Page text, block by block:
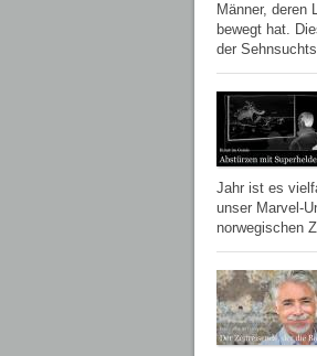
Männer, deren
bewegt hat.
der
Jahr ist es
unser Marvel-
norwegischen